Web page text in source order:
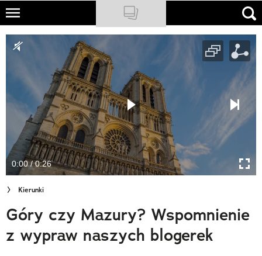
Skip
main
NATIONAL GEOGRAPHIC
PODCASTY
Sklep
Newsletter
Cuda Polski
Wielki Konkurs Fotograficzny
Trendbook Podróżniczy
Polecane
0:00 / 0:26
Kierunki
Góry czy Mazury? Wspomnienie
z wypraw naszych blogerek